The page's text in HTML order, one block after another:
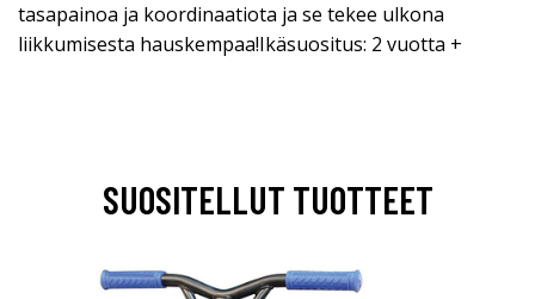
tasapainoa ja koordinaatiota ja se tekee ulkona
liikkumisesta hauskempaa!Ikäsuositus: 2 vuotta +
SUOSITELLUT TUOTTEET